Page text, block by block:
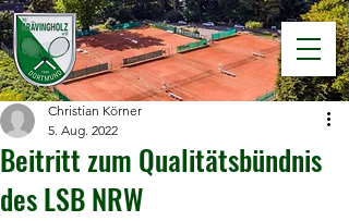
Beitritt zum Qualitätsbündnis
des LSB NRW
Christian Körner
5. Aug. 2022